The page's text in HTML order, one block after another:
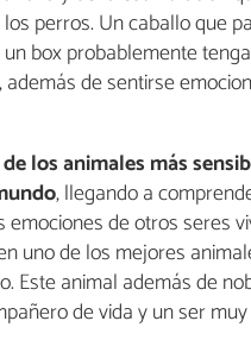
perros. Un caballo que
box probablemente
de sentirse
de los animales más
, llegando a
de otros seres
uno de los mejores
Este animal además de
de vida y un ser